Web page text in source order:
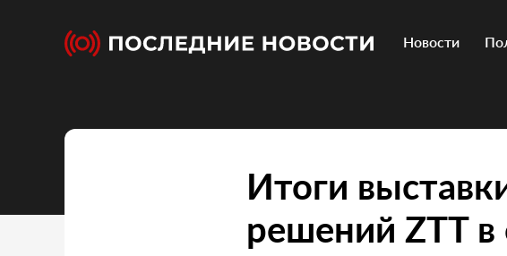
Новости
Итоги
решений ZTT в